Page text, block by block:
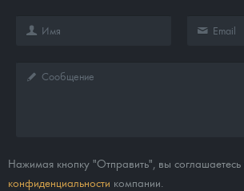
Нажимая кнопку "Отправить", вы соглашаетесь
конфиденциальности компании.